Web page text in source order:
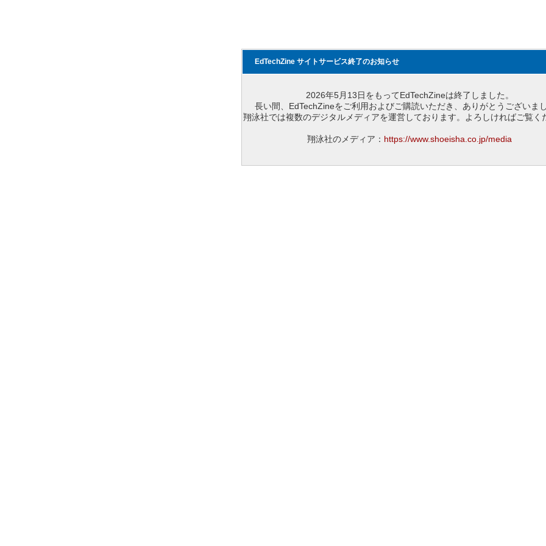
EdTechZine サイトサービス終了のお知らせ
2026年5月13日をもってEdTechZineは終了しました。
長い間、EdTechZineをご利用およびご購読いただき、ありがとうございまし
翔泳社では複数のデジタルメディアを運営しております。よろしければご覧く
翔泳社のメディア： https://www.shoeisha.co.jp/media